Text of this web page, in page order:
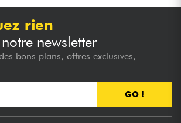
rien
newsletter
bons plans, offres exclusives,
GO !